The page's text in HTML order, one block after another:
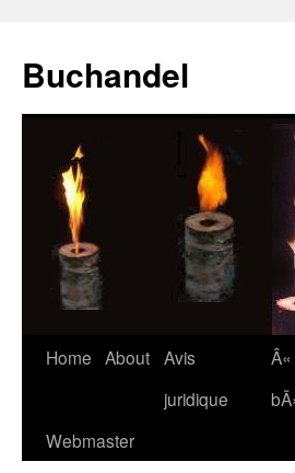
Buchandel
Skip
content
Home About Avis
juridique
Webmaster